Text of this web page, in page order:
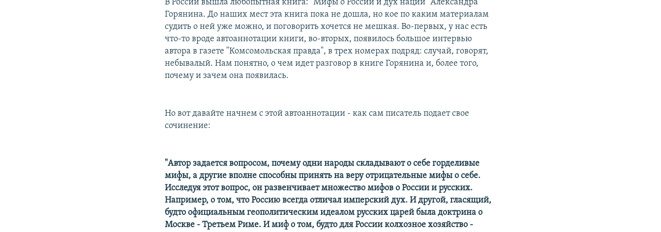
В России вышла любопытная книга: "Мифы о России и дух нации" Александра
Горянина. До наших мест эта книга пока не дошла, но кое по каким материалам
судить о ней уже можно, и поговорить хочется не мешкая. Во-первых, у нас есть
что-то вроде автоаннотации книги, во-вторых, появилось большое интервью
автора в газете "Комсомольская правда", в трех номерах подряд: случай, говорят,
небывалый. Нам понятно, о чем идет разговор в книге Горянина и, более того,
почему и зачем она появилась.
Но вот давайте начнем с этой автоаннотации - как сам писатель подает свое
сочинение:
"Автор задается вопросом, почему одни народы складывают о себе горделивые
мифы, а другие вполне способны принять на веру отрицательные мифы о себе.
Исследуя этот вопрос, он развенчивает множество мифов о России и русских.
Например, о том, что Россию всегда отличал имперский дух. И другой, гласящий,
будто официальным геополитическим идеалом русских царей была доктрина о
Москве - Третьем Риме. И миф о том, будто для России колхозное хозяйство -